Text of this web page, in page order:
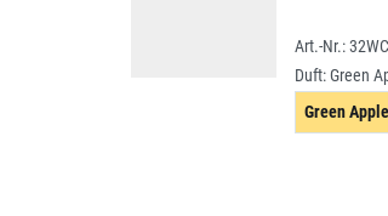
Duft:Green
Green Apple